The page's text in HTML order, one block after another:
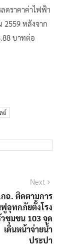
ดราคาค่าไฟฟ้า
2559 หลังจาก
บาทต่อ
ย์
Next
post:
ฉ. ติดตามการ
อุทกภัยตั้งโรง
ชุมชน 103 จุด
เดินหน้าจ่ายน้ำ
ประปา